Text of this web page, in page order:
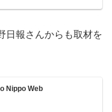
日報さんからも取材を
Nippo Web